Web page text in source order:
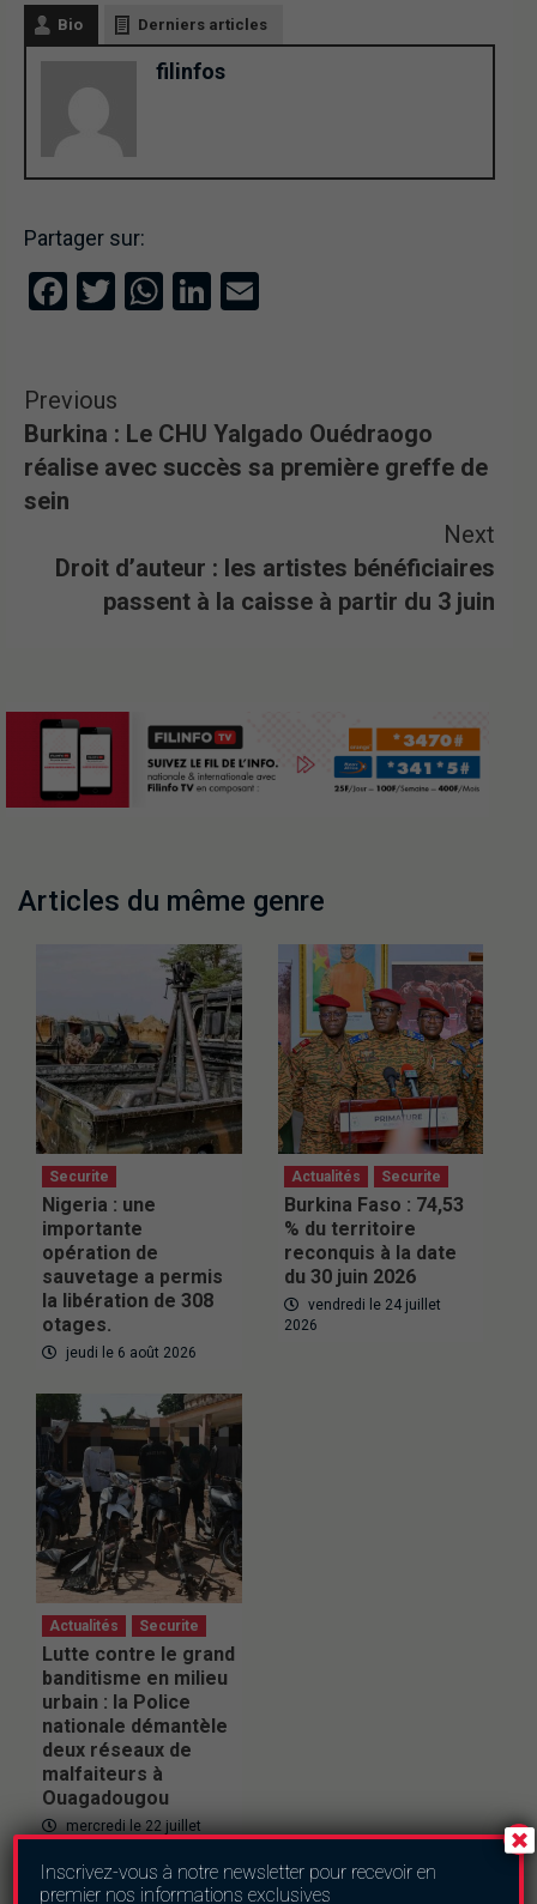
Bio Derniers articles
filinfos
Partager sur:
Facebook
Twitter
WhatsApp
LinkedIn
Previous
Burkina : Le CHU Yalgado Ouédraogo
réalise avec succès sa première greffe de
sein
Next
Droit d’auteur : les artistes bénéficiaires
passent à la caisse à partir du 3 juin
Articles du même genre
Securite
Nigeria : une
importante
opération de
sauvetage a permis
la libération de 308
otages.
jeudi le 6 août 2026
Actualités Securite
Burkina Faso : 74,53
% du territoire
reconquis à la date
du 30 juin 2026
vendredi le 24 juillet
2026
Actualités Securite
Lutte contre le grand
banditisme en milieu
urbain : la Police
nationale démantèle
deux réseaux de
malfaiteurs à
Ouagadougou
mercredi le 22 juillet
Inscrivez-vous à notre newsletter pour recevoir en
premier nos informations exclusives